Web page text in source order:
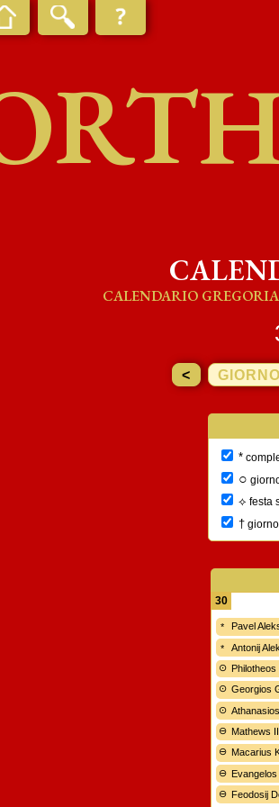
CALENDARIO
< GIORNO
*
○
⟡ festa
†giorno
30
Pavel
Antonij
Georgios
Mathews
Macarius
Evangelos
Feodosij